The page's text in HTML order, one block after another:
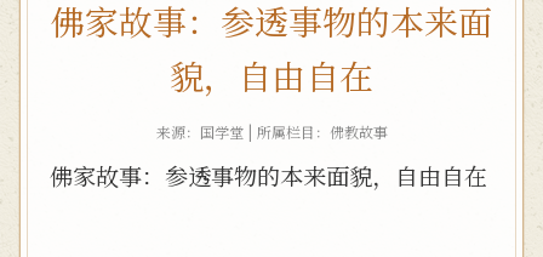
佛家故事：参透事物的本来面
貌，自由自在
来源：国学堂 | 所属栏目： 佛教故事
佛家故事：参透事物的本来面貌，自由自在